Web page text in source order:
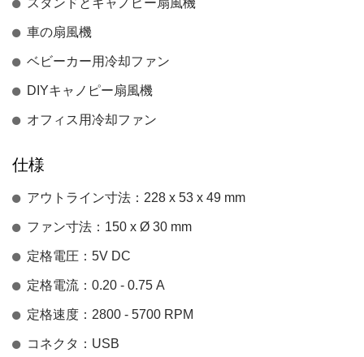
車の扇風機
ベビーカー用冷却ファン
DIYキャノピー扇風機
オフィス用冷却ファン
仕様
アウトライン寸法：228 x 53 x 49 mm
ファン寸法：150 x Ø 30 mm
定格電圧：5V DC
定格電流：0.20 - 0.75 A
定格速度：2800 - 5700 RPM
コネクタ：USB